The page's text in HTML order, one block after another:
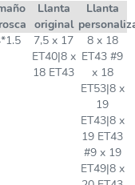
Llanta
original
Llanta
7,5 x 17
ET40|8 x
18 ET43
8 x 18
ET43 #9
x 18
ET53|8 x
19
ET43|8 x
19 ET43
#9 x 19
ET49|8 x